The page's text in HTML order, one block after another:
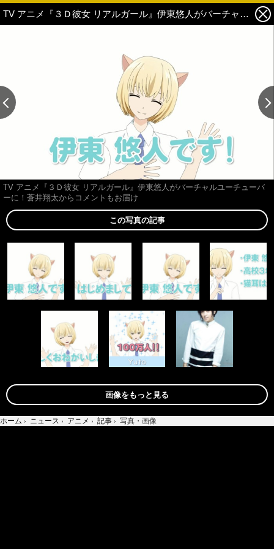
TV アニメ『３Ｄ彼女 リアルガール』伊東悠人がバーチャルユーチューバーに！蒼井翔太からコメントもお届け 3枚目の写真・画像
TV アニメ『３Ｄ彼女 リアルガール』伊東悠人がバーチャルユーチューバ
ーに！蒼井翔太からコメントもお届け
この写真の記事
画像をもっと見る
ホーム › ニュース › アニメ › 記事 › 写真・画像